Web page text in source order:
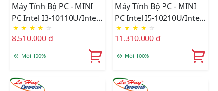
Máy Tính Bộ PC - MINI
PC Intel I3-10110U/Intel
UHD Graphics/Wifi 6 +
Bluetooth/Ram Option/
Ổ Cứng Option
★ ★ ★ ★ ☆
8.510.000 đ
Mới 100%
Máy Tính Bộ PC - MINI
PC Intel I5-10210U/Intel
UHD Graphics/Wifi 6 +
Bluetooth/Ram Option/
Ổ Cứng Option
★ ★ ★ ★ ☆
11.310.000 đ
Mới 100%